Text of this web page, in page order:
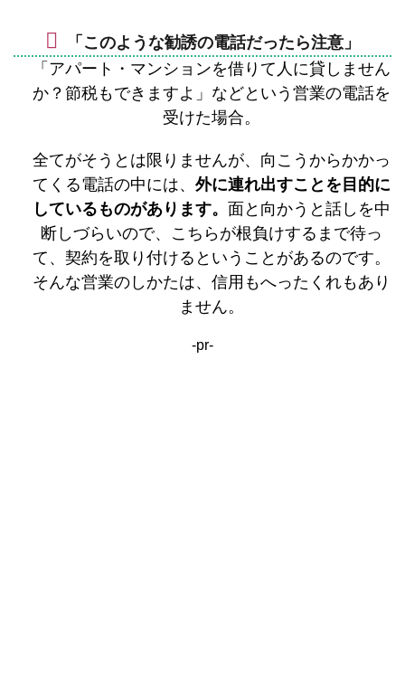
「このような勧誘の電話だったら注意」
「アパート・マンションを借りて人に貸しません
か？節税もできますよ」などという営業の電話を
受けた場合。
全てがそうとは限りませんが、向こうからかかっ
てくる電話の中には、 外に連れ出すことを目的に
しているものがあります。 面と向かうと話しを中
断しづらいので、こちらが根負けするまで待っ
て、契約を取り付けるということがあるのです。
そんな営業のしかたは、信用もへったくれもあり
ません。
-pr-